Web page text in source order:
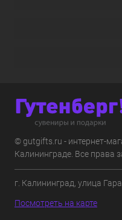
© gutgifts.ru - интернет-
Калининграде. Все права
г. Калининград, улица
Посмотреть на карте